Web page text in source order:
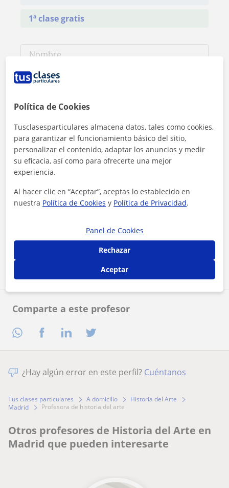
Comparte a este profesor
1ª clase gratis
Contactar ahora
¿Hay algún error en este perfil? Cuéntanos
Tus clases particulares A domicilio
Historia del Arte
Madrid
profesora de historia del arte
Otros profesores de Historia del Arte en
Madrid que pueden interesarte
Política de Cookies
Tusclasesparticulares almacena datos, tales como cookies,
para garantizar el funcionamiento básico del sitio,
personalizar el contenido, adaptar los anuncios y medir
su eficacia, así como para ofrecerte una mejor
experiencia.
Al hacer clic en “Aceptar”, aceptas lo establecido en
nuestra Política de Cookies y Política de Privacidad.
Panel de Cookies
Rechazar
Aceptar